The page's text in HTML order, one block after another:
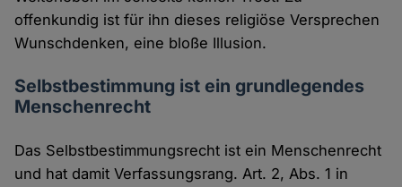
offenkundig ist für ihn dieses religiöse Versprechen
Wunschdenken, eine bloße Illusion.
Selbstbestimmung ist ein grundlegendes
Menschenrecht
Das Selbstbestimmungsrecht ist ein Menschenrecht
und hat damit Verfassungsrang. Art. 2, Abs. 1 in